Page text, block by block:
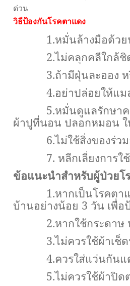
ด่วน
วิธีป้องกันโรคตาแดง
1.หมั่นล้างมือด้วย
2.ไม่คลุกคลีใกล้ชิ
3.ถ้ามีฝุ่นละออง
4.อย่าปล่อยให้แ
5.หมั่นดูแลรักษาค
ผ้าปูที่นอน ปลอกหมอน ใ
6.ไม่ใช้สิ่งของร่ว
7. หลีกเลี่ยงการ
ข้อแนะนำสำหรับผู้ป่วยโ
1.หากเป็นโรคต
บ้านอย่างน้อย 3 วัน เพื่
2.หากใช้กระดาษ
3.ไม่ควรใช้ผ้าเช็
4.ควรใส่แว่นกันแ
5.ไม่ควรใช้ผ้าปิด